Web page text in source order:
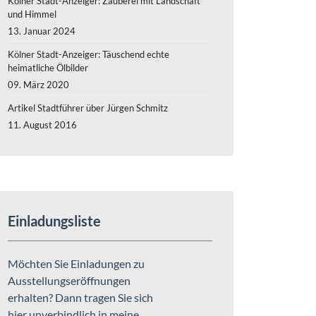
aus I-Mag über Jürgen Schmitz
und Himmel
13. Januar 2024
Kölner Stadt-Anzeiger: Täuschend echte
heimatliche Ölbilder
09. März 2020
Artikel Stadtführer über Jürgen Schmitz
11. August 2016
Einladungsliste
Möchten Sie Einladungen zu
Ausstellungseröffnungen
erhalten? Dann tragen Sie sich